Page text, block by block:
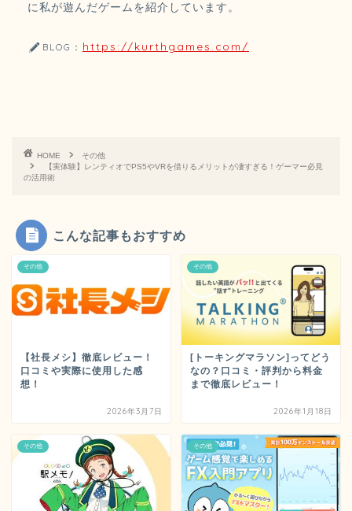
に私が遊んだゲームを紹介しています。
BLOG： https://kurthgames.com/
HOME
その他
【実体験】レンティオでPS5やVRを借りるメリットが凄すぎる！ゲーマー必見
の活用術
こんな記事もおすすめ
その他
【社長メシ】徹底レビュー！
口コミや実際に使用した感
想！
2026年3月7日
その他
[トーキングマラソン]ってどう
なの？口コミ・評判から料金
まで徹底レビュー！
2026年1月18日
その他 その他